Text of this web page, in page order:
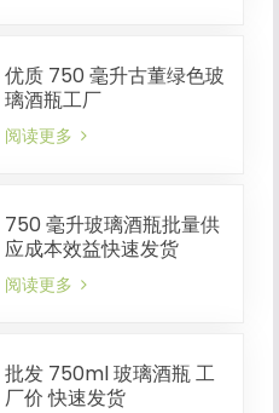
优质 750 毫升古董绿色玻
璃酒瓶工厂
阅读更多
750 毫升玻璃酒瓶批量供
应成本效益快速发货
阅读更多
批发 750ml 玻璃酒瓶 工
厂价 快速发货